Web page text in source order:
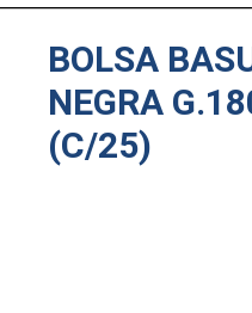
BOLSA
NEGRA
(C/25)